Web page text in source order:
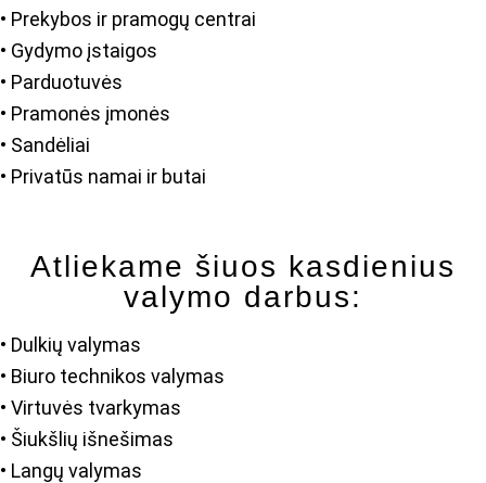
• Prekybos ir pramogų centrai
• Gydymo įstaigos
• Parduotuvės
• Pramonės įmonės
• Sandėliai
• Privatūs namai ir butai
Atliekame šiuos kasdienius
valymo darbus:
• Dulkių valymas
• Biuro technikos valymas
• Virtuvės tvarkymas
• Šiukšlių išnešimas
• Langų valymas